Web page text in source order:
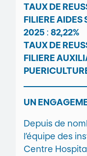
TAUX DE
FILIERE
2025: 82,22%
TAUX DE
FILIERE
UN
Depuis de
l’équipe des
Centre